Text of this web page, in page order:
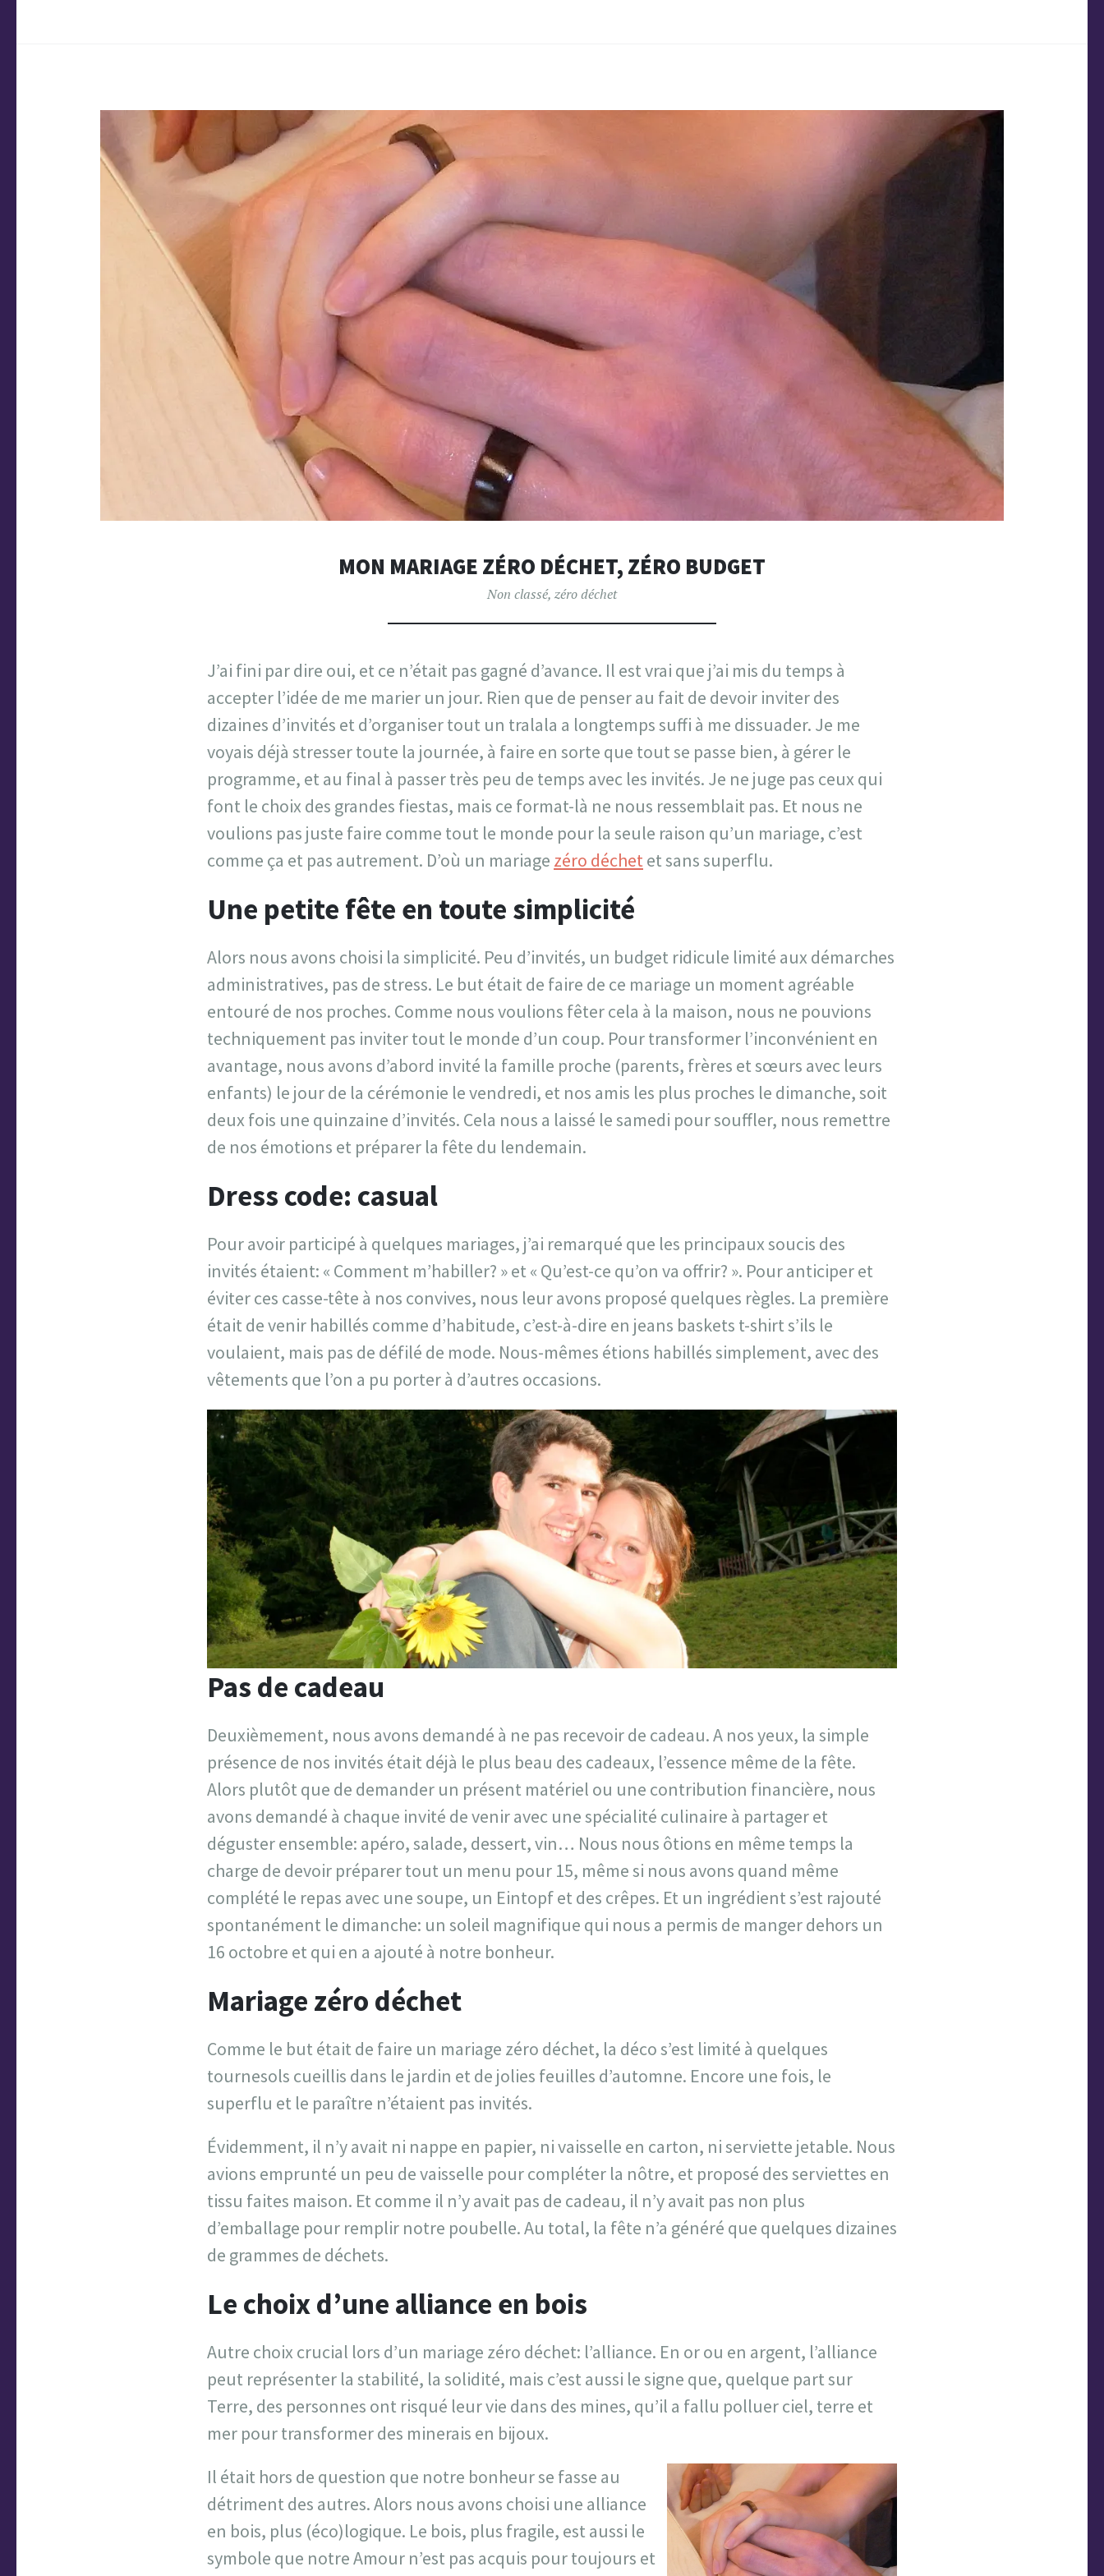
MON MARIAGE ZÉRO DÉCHET, ZÉRO BUDGET
Non classé, zéro déchet
J’ai fini par dire oui, et ce n’était pas gagné d’avance. Il est vrai que j’ai mis du temps à
accepter l’idée de me marier un jour. Rien que de penser au fait de devoir inviter des
dizaines d’invités et d’organiser tout un tralala a longtemps suffi à me dissuader. Je me
voyais déjà stresser toute la journée, à faire en sorte que tout se passe bien, à gérer le
programme, et au final à passer très peu de temps avec les invités. Je ne juge pas ceux qui
font le choix des grandes fiestas, mais ce format-là ne nous ressemblait pas. Et nous ne
voulions pas juste faire comme tout le monde pour la seule raison qu’un mariage, c’est
comme ça et pas autrement. D’où un mariage zéro déchetet sans superflu.
Une petite fête en toute simplicité
Alors nous avons choisi la simplicité. Peu d’invités, un budget ridicule limité aux démarches
administratives, pas de stress. Le but était de faire de ce mariage un moment agréable
entouré de nos proches. Comme nous voulions fêter cela à la maison, nous ne pouvions
techniquement pas inviter tout le monde d’un coup. Pour transformer l’inconvénient en
avantage, nous avons d’abord invité la famille proche (parents, frères et sœurs avec leurs
enfants) le jour de la cérémonie le vendredi, et nos amis les plus proches le dimanche, soit
deux fois une quinzaine d’invités. Cela nous a laissé le samedi pour souffler, nous remettre
de nos émotions et préparer la fête du lendemain.
Dress code: casual
Pour avoir participé à quelques mariages, j’ai remarqué que les principaux soucis des
invités étaient: « Comment m’habiller? » et « Qu’est-ce qu’on va offrir? ». Pour anticiper et
éviter ces casse-tête à nos convives, nous leur avons proposé quelques règles. La première
était de venir habillés comme d’habitude, c’est-à-dire en jeans baskets t-shirt s’ils le
voulaient, mais pas de défilé de mode. Nous-mêmes étions habillés simplement, avec des
vêtements que l’on a pu porter à d’autres occasions.
Pas de cadeau
Deuxièmement, nous avons demandé à ne pas recevoir de cadeau. A nos yeux, la simple
présence de nos invités était déjà le plus beau des cadeaux, l’essence même de la fête.
Alors plutôt que de demander un présent matériel ou une contribution financière, nous
avons demandé à chaque invité de venir avec une spécialité culinaire à partager et
déguster ensemble: apéro, salade, dessert, vin… Nous nous ôtions en même temps la
charge de devoir préparer tout un menu pour 15, même si nous avons quand même
complété le repas avec une soupe, un Eintopf et des crêpes. Et un ingrédient s’est rajouté
spontanément le dimanche: un soleil magnifique qui nous a permis de manger dehors un
16 octobre et qui en a ajouté à notre bonheur.
Mariage zéro déchet
Comme le but était de faire un mariage zéro déchet, la déco s’est limité à quelques
tournesols cueillis dans le jardin et de jolies feuilles d’automne. Encore une fois, le
superflu et le paraître n’étaient pas invités.
Évidemment, il n’y avait ni nappe en papier, ni vaisselle en carton, ni serviette jetable. Nous
avions emprunté un peu de vaisselle pour compléter la nôtre, et proposé des serviettes en
tissu faites maison. Et comme il n’y avait pas de cadeau, il n’y avait pas non plus
d’emballage pour remplir notre poubelle. Au total, la fête n’a généré que quelques dizaines
de grammes de déchets.
Le choix d’une alliance en bois​​
Autre choix crucial lors d’un mariage zéro déchet: l’alliance. En or ou en argent, l’alliance
peut représenter la stabilité, la solidité, mais c’est aussi le signe que, quelque part sur
Terre, des personnes ont risqué leur vie dans des mines, qu’il a fallu polluer ciel, terre et
mer pour transformer des minerais en bijoux.
Il était hors de question que notre bonheur se fasse au
détriment des autres. Alors nous avons choisi une alliance
en bois, plus (éco)logique. Le bois, plus fragile, est aussi le
symbole que notre Amour n’est pas acquis pour toujours et